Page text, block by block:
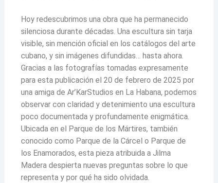
Hoy redescubrimos una obra que ha permanecido
silenciosa durante décadas. Una escultura sin tarja
visible, sin mención oficial en los catálogos del arte
cubano, y sin imágenes difundidas… hasta ahora.
Gracias a las fotografías tomadas expresamente
para esta publicación el 20 de febrero de 2025 por
una amiga de Ar’KarStudios en La Habana, podemos
observar con claridad y detenimiento una escultura
poco documentada y profundamente enigmática.
Ubicada en el Parque de los Mártires, también
conocido como Parque de la Cárcel o Parque de
los Enamorados, esta pieza atribuida a Jilma
Madera despierta nuevas preguntas sobre lo que
representa y por qué ha sido olvidada.